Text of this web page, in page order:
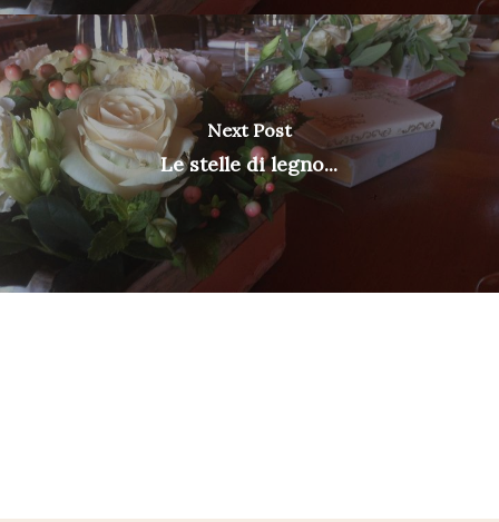
Next Post
Le stelle di legno...